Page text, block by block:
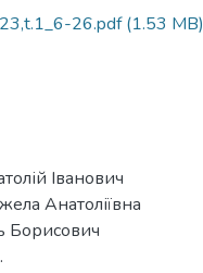
26.pdf(1.53 MB)
Іванович
Анатоліївна
Борисович